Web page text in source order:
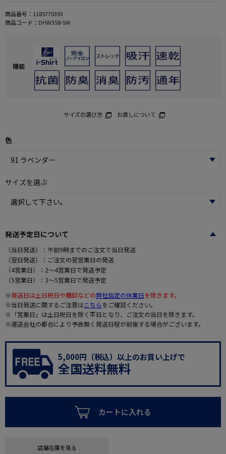
商品番号： 1185770393
商品コード： DHW358-SW
機能
サイズの選び方 お直しについて
色
サイズを選ぶ
発送予定日について
（当日発送）：午前9時までのご注文で当日発送
（翌日発送）：ご注文の翌営業日の発送
（4営業日）：2～4営業日で発送予定
（5営業日）：3～5営業日で発送予定
※発送日は土日祝日や棚卸などの弊社指定の休業日を除きます。
※当日発送に関するご注意はこちらをご確認ください。
※「営業日」は土日祝日を除く平日となり、ご注文の当日を除きます。
※運送会社の都合により予告無く発送日程が前後する場合がございます。
5,000円（税込）以上のお買い上げで
全国送料無料
カートに入れる
店舗在庫を見る